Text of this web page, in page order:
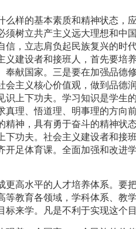
样的基本素质和精神状态，
树立共产主义远大理想和中
，立志肩负起民族复兴的时
建设者和接班人，首先要培
献国家。三是要在加强品德
主义核心价值观，做到品德
上下功夫。学习知识是学生
理、悟道理、明事理的方向
神，具有勇于奋斗的精神状
功夫。社会主义建设者和接
足体育课。全面加强和改进
高水平的人才培养体系。要
教育各领域，学科体系、教
来学。凡是不利于实现这个